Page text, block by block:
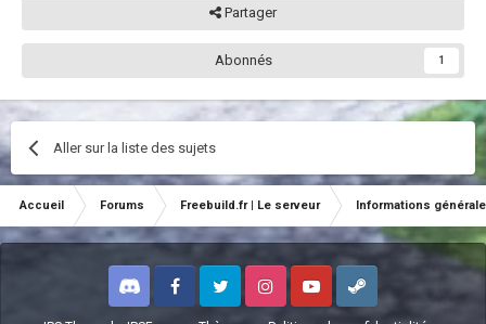
Partager
Abonnés 1
Aller sur la liste des sujets
Accueil Forums Freebuild.fr | Le serveur Informations
Discord FacebookTwitter InstagramYoutubeSteam